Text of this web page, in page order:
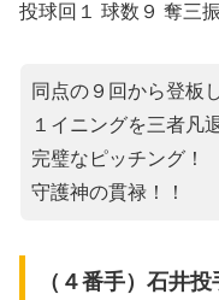
投球回１ 球数９ 奪三
同点の９回から登板
１イニングを三者凡
完璧なピッチング！
守護神の貫禄！！
（４番手）石井投